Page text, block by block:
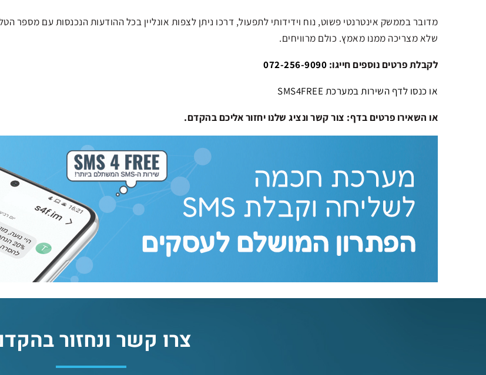
מדובר בממשק אינטרנטי פשוט, נוח וידידותי לתפעול, דרכו ניתן לצפות אונליין בכל ההודעות הנכנסות עם מספר
שלא מצריכה ממנו מאמץ. כולם מרוויחים.
לקבלת פרטים נוספים חייגו: 072-256-9090
או כנסו לדף השירות במערכת SMS4FREE
או השאירו פרטים בדף: צור קשר ונציג שלנו יחזור אליכם בהקדם.
צרו קשר ונחזור